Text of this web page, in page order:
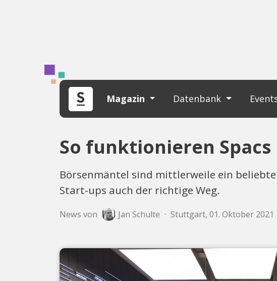
Magazin Datenbank
So funktionieren Spacs
Börsenmäntel sind mittlerweile ein
Start-ups auch der richtige Weg.
News von Jan Schulte · Stuttgart, 01. Oktober 2021